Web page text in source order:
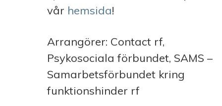
vår hemsida!
Arrangörer: Contact rf,
Psykosociala förbundet, SAMS –
Samarbetsförbundet kring
funktionshinder rf